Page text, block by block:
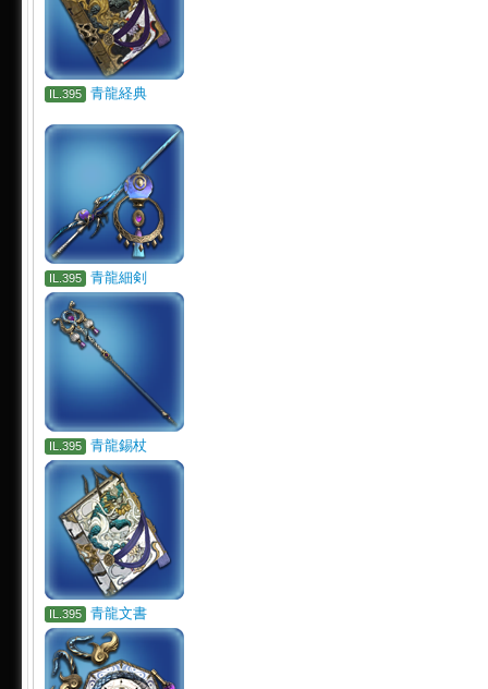
IL.395 青龍経典
IL.395 青龍細剣
IL.395 青龍錫杖
IL.395 青龍文書